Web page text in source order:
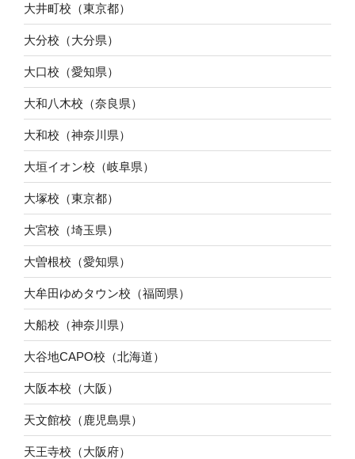
大井町校（東京都）
大分校（大分県）
大口校（愛知県）
大和八木校（奈良県）
大和校（神奈川県）
大垣イオン校（岐阜県）
大塚校（東京都）
大宮校（埼玉県）
大曽根校（愛知県）
大牟田ゆめタウン校（福岡県）
大船校（神奈川県）
大谷地CAPO校（北海道）
大阪本校（大阪）
天文館校（鹿児島県）
天王寺校（大阪府）